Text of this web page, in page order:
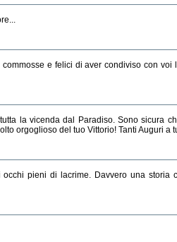
e felici di aver condiviso con voi
la vicenda dal Paradiso. Sono sicura
orgoglioso del tuo Vittorio! Tanti Auguri a
pieni di lacrime. Davvero una storia